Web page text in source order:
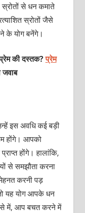
से धन कमाते
स्रोतों जैसे
के योग बनेंगे।
की दस्तक?प्रेम
जवाब
इस अवधि कई बड़ी
होंगे। आपको
होंगे। हालांकि,
से समझौता करना
करनी पड़
यह योग आपके धन
में, आप बचत करने में